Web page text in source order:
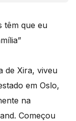
têm que eu
de Xira, viveu
em Oslo,
na
Começou